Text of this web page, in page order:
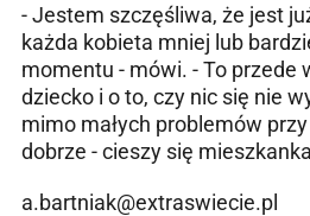
- Jestem szczęśliwa, że jest
każda kobieta mniej lub
momentu - mówi. - To przede
dziecko i o to, czy nic się nie
mimo małych problemów
dobrze - cieszy się
a.bartniak@extraswiecie.pl